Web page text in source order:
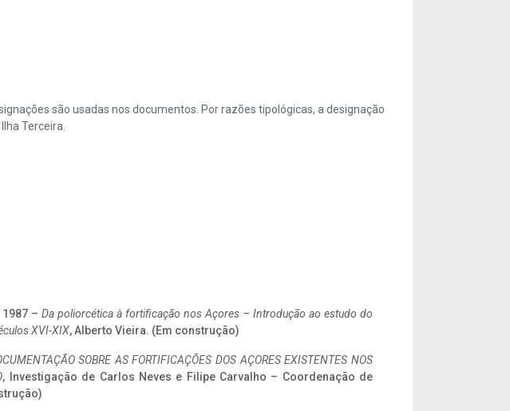
são usadas nos documentos. Por razões tipológicas, a designação
Terceira.
1987 – Da poliorcética à fortificação nos Açores – Introdução ao estudo do
XVI-XIX, Alberto Vieira. (Em construção)
SOBRE AS FORTIFICAÇÕES DOS AÇORES EXISTENTES NOS
, Investigação de Carlos Neves e Filipe Carvalho – Coordenação de